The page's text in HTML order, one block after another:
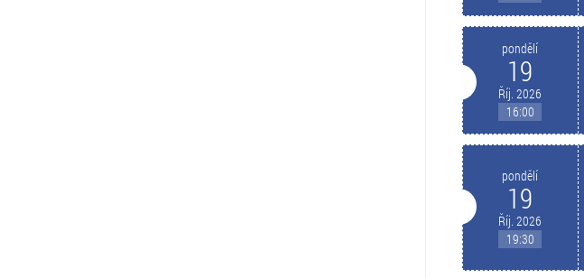
pondělí
19
Říj. 2026
16:00
pondělí
19
Říj. 2026
19:30